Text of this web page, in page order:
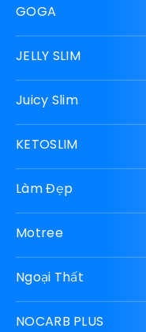
GOGA
JELLY SLIM
Juicy Slim
KETOSLIM
Làm Đẹp
Motree
Ngoại Thất
NOCARB PLUS